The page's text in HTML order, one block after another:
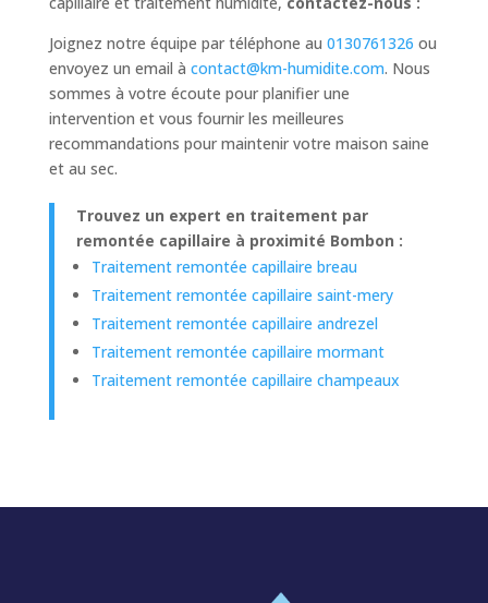
Joignez notre équipe par téléphone au 0130761326 ou
envoyez un email à contact@km-humidite.com. Nous
sommes à votre écoute pour planifier une
intervention et vous fournir les meilleures
recommandations pour maintenir votre maison saine
et au sec.
Trouvez un expert en traitement par
remontée capillaire à proximité Bombon :
Traitement remontée capillaire breau
Traitement remontée capillaire saint-mery
Traitement remontée capillaire andrezel
Traitement remontée capillaire mormant
Traitement remontée capillaire champeaux